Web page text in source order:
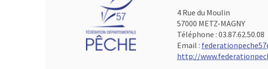
4 Rue du Moulin
57000 METZ-MAGNY
Téléphone : 03.87.62.50.08
Email :
http://